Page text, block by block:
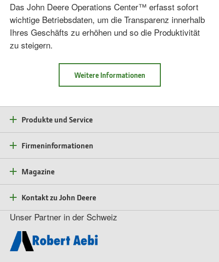
Das John Deere Operations Center™ erfasst sofort
wichtige Betriebsdaten, um die Transparenz innerhalb
Ihres Geschäfts zu erhöhen und so die Produktivität
zu steigern.
Weitere Informationen
Center™
Produkte und Service
Firmeninformationen
Magazine
Kontakt zu John Deere
Unser Partner in der Schweiz